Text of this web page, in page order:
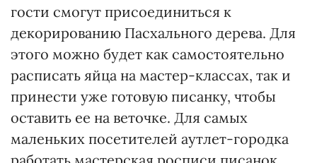
гости смогут присоединиться к
декорированию Пасхального дерева. Для
этого можно будет как самостоятельно
расписать яйца на мастер-классах, так и
принести уже готовую писанку, чтобы
оставить ее на веточке. Для самых
маленьких посетителей аутлет-городка